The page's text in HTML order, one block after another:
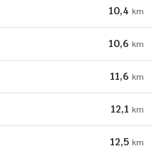
10,4 km
10,6 km
11,6 km
12,1 km
12,5 km